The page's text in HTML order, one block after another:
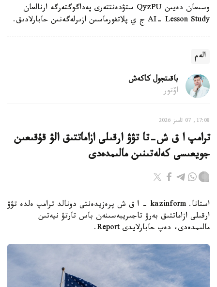
وسىعان دەيىن QyzPU ستۋدەنتتەرى پەداگوگتەرگە ارنالعان
AI- Lesson Study ج ي پلاتفورماسىن ازىرلەگەنىن حابارلادىق.
الەم
باقىتجول كاكەش
اۆتور
17:08, 07 تامىز 2026
ترامپ ا ق ش-تا تۋۋ ارقىلى ازاماتتىق الۋ قۇقىعىن
جويعىسى كەلەتىنىن مالىمدەدى
استانا. kazinform - ا ق ش پرەزيدەنتى دونالد ترامپ ەلدە تۋۋ
ارقىلى ازاماتتىق بەرۋ تاجىريبەسىنەن باس تارتۋ نيەتىن
مالىمدەدى، دەپ حابارلايدى Report.